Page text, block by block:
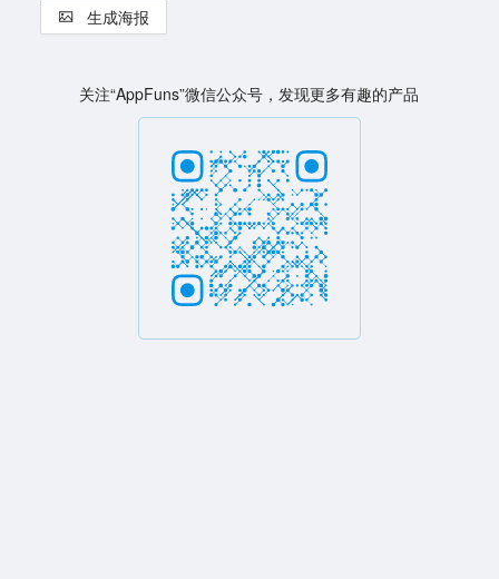
生成海报
关注“AppFuns”微信公众号，发现更多有趣的产品